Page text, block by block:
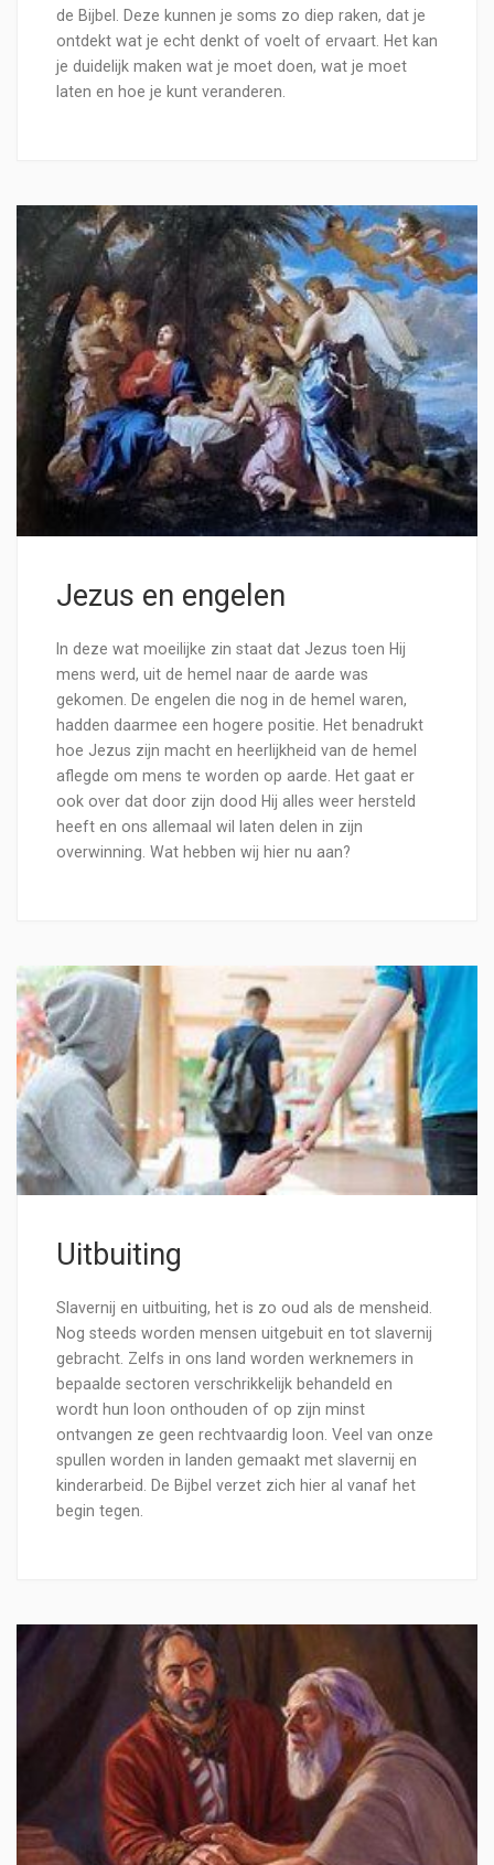
de Bijbel. Deze kunnen je soms zo diep raken, dat je
ontdekt wat je echt denkt of voelt of ervaart. Het kan
je duidelijk maken wat je moet doen, wat je moet
laten en hoe je kunt veranderen.
Jezus en engelen
In deze wat moeilijke zin staat dat Jezus toen Hij
mens werd, uit de hemel naar de aarde was
gekomen. De engelen die nog in de hemel waren,
hadden daarmee een hogere positie. Het benadrukt
hoe Jezus zijn macht en heerlijkheid van de hemel
aflegde om mens te worden op aarde. Het gaat er
ook over dat door zijn dood Hij alles weer hersteld
heeft en ons allemaal wil laten delen in zijn
overwinning. Wat hebben wij hier nu aan?
Uitbuiting
Slavernij en uitbuiting, het is zo oud als de mensheid.
Nog steeds worden mensen uitgebuit en tot slavernij
gebracht. Zelfs in ons land worden werknemers in
bepaalde sectoren verschrikkelijk behandeld en
wordt hun loon onthouden of op zijn minst
ontvangen ze geen rechtvaardig loon. Veel van onze
spullen worden in landen gemaakt met slavernij en
kinderarbeid. De Bijbel verzet zich hier al vanaf het
begin tegen.